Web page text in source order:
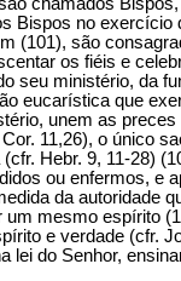
Bispos no
(101), são
os fiéis e
seu ministério, da
eucarística que
unem as
11,26), o único
Hebr. 9, 11-28)
ou enfermos, e
da autoridade
mesmo espírito
e verdade (cfr.
lei do Senhor,